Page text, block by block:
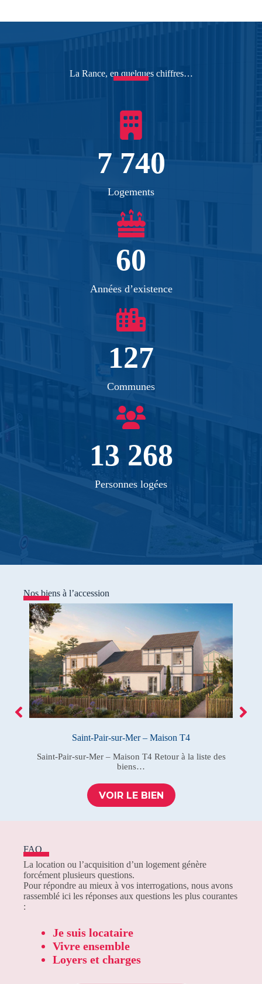
La Rance, en quelques chiffres…
7 740
Logements
60
Années d’existence
127
Communes
13 268
Personnes logées
Nos biens à l’accession
Saint-Pair-sur-Mer – Maison T4
Saint-Pair-sur-Mer – Maison T4 Retour à la liste des
biens…
VOIR LE BIEN
FAQ
La location ou l’acquisition d’un logement génère
forcément plusieurs questions.
Pour répondre au mieux à vos interrogations, nous avons
rassemblé ici les réponses aux questions les plus courantes
:
Je suis locataire
Vivre ensemble
Loyers et charges